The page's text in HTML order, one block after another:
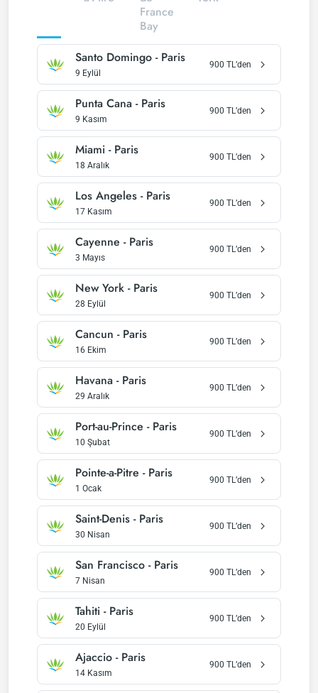
France
Bay
Santo Domingo - Paris
9 Eylül
900 TL’den
Punta Cana - Paris
9 Kasım
900 TL’den
Miami - Paris
18 Aralık
900 TL’den
Los Angeles - Paris
17 Kasım
900 TL’den
Cayenne - Paris
3 Mayıs
900 TL’den
New York - Paris
28 Eylül
900 TL’den
Cancun - Paris
16 Ekim
900 TL’den
Havana - Paris
29 Aralık
900 TL’den
Port-au-Prince - Paris
10 Şubat
900 TL’den
Pointe-a-Pitre - Paris
1 Ocak
900 TL’den
Saint-Denis - Paris
30 Nisan
900 TL’den
San Francisco - Paris
7 Nisan
900 TL’den
Tahiti - Paris
20 Eylül
900 TL’den
Ajaccio - Paris
14 Kasım
900 TL’den